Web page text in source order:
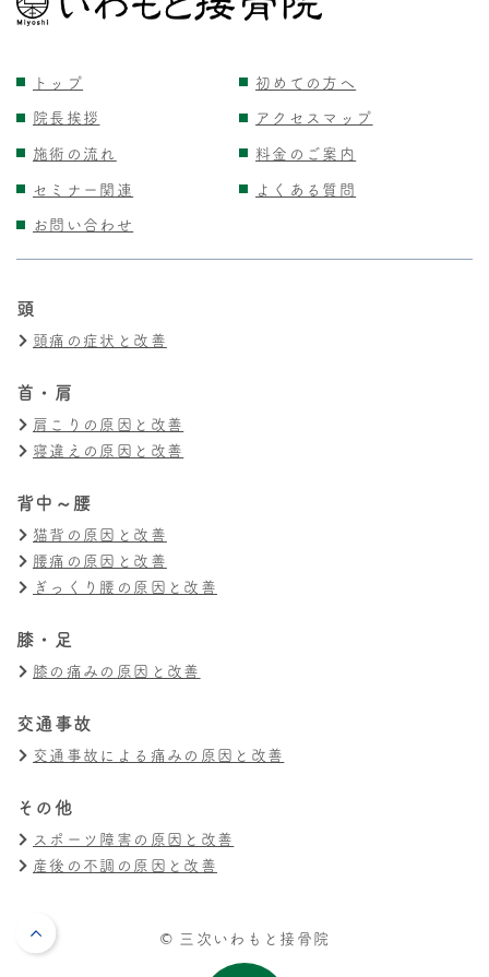
トップ
初めての方へ
院長挨拶
アクセスマップ
施術の流れ
料金のご案内
セミナー関連
よくある質問
お問い合わせ
頭
頭痛の症状と改善
首・肩
肩こりの原因と改善
寝違えの原因と改善
背中～腰
猫背の原因と改善
腰痛の原因と改善
ぎっくり腰の原因と改善
膝・足
膝の痛みの原因と改善
交通事故
交通事故による痛みの原因と改善
その他
スポーツ障害の原因と改善
産後の不調の原因と改善
© 三次いわもと接骨院